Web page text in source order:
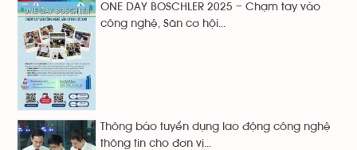
ONE DAY BOSCHLER 2025 – Chạm tay vào
công nghệ, Săn cơ hội...
Thông báo tuyển dụng lao động công nghệ
thông tin cho đơn vị...